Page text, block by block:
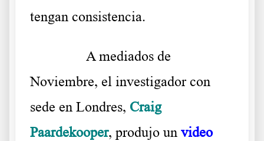
tengan consistencia.
A mediados de
Noviembre, el investigador con
sede en Londres, Craig
Paardekooper, produjo un video